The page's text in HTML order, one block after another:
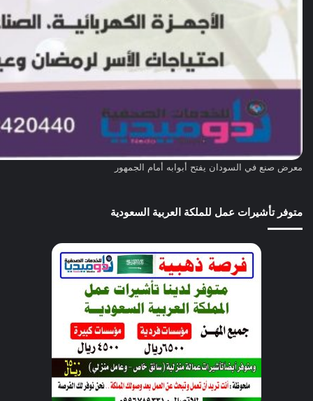
معرض صنع في السودان يفتح أبوابه أمام الجمهور
متوفر تأشيرات عمل للملكة العربية السعودية